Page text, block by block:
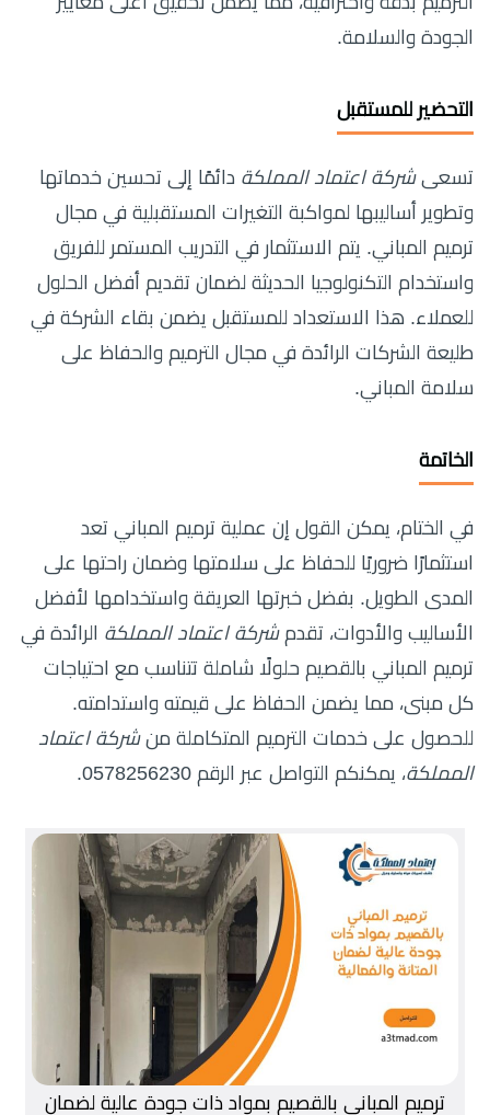
الجودة والسلامة.
التحضير للمستقبل
تسعىشركة اعتماد المملكة دائمًا إلى تحسين خدماتها
وتطوير أساليبها لمواكبة التغيرات المستقبلية في مجال
ترميم المباني. يتم الاستثمار في التدريب المستمر للفريق
واستخدام التكنولوجيا الحديثة لضمان تقديم أفضل الحلول
للعملاء. هذا الاستعداد للمستقبل يضمن بقاء الشركة في
طليعة الشركات الرائدة في مجال الترميم والحفاظ على
سلامة المباني.
الخاتمة
في الختام، يمكن القول إن عملية ترميم المباني تعد
استثمارًا ضروريًا للحفاظ على سلامتها وضمان راحتها على
المدى الطويل. بفضل خبرتها العريقة واستخدامها لأفضل
الأساليب والأدوات، تقدمشركة اعتماد المملكة الرائدة في
ترميم المباني بالقصيم حلولًا شاملة تتناسب مع احتياجات
كل مبنى، مما يضمن الحفاظ على قيمته واستدامته.
للحصول على خدمات الترميم المتكاملة منشركة اعتماد
المملكة، يمكنكم التواصل عبر الرقم 0578256230.
ترميم المباني بالقصيم بمواد ذات جودة عالية لضمان